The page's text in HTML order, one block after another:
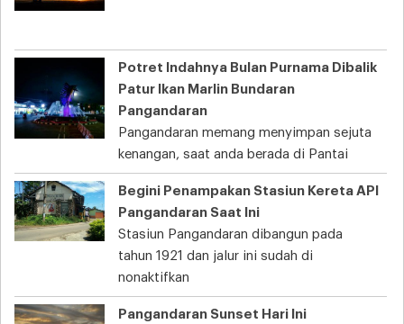
Potret Indahnya Bulan Purnama Dibalik
Patur Ikan Marlin Bundaran
Pangandaran
Pangandaran memang menyimpan sejuta
kenangan, saat anda berada di Pantai
Begini Penampakan Stasiun Kereta API
Pangandaran Saat Ini
Stasiun Pangandaran dibangun pada
tahun 1921 dan jalur ini sudah di
nonaktifkan
Pangandaran Sunset Hari Ini